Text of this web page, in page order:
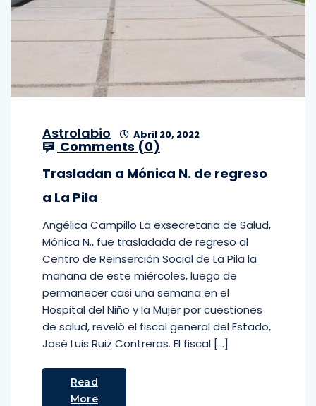
Astrolabio Abril 20, 2022
Comments (0)
Trasladan a Mónica N. de regreso
a La Pila
Angélica Campillo La exsecretaria de Salud,
Mónica N., fue trasladada de regreso al
Centro de Reinserción Social de La Pila la
mañana de este miércoles, luego de
permanecer casi una semana en el
Hospital del Niño y la Mujer por cuestiones
de salud, reveló el fiscal general del Estado,
José Luis Ruiz Contreras. El fiscal […]
Read
More